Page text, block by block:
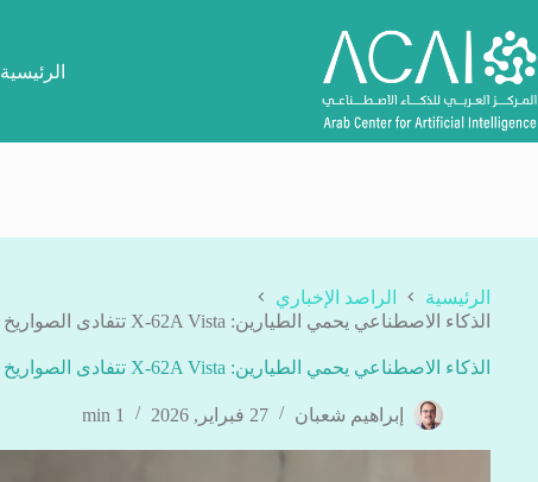
إلى
المحتوى
الرئيسية
الرئيسية
الراصد الإخباري
الذكاء الاصطناعي يحمي الطيارين: X-62A Vista تتفادى الصواريخ دون تدخل بشري
الذكاء الاصطناعي يحمي الطيارين: X-62A Vista تتفادى الصواريخ دون تدخل بشري
إبراهيم شعبان 27 فبراير, 2026 1 min